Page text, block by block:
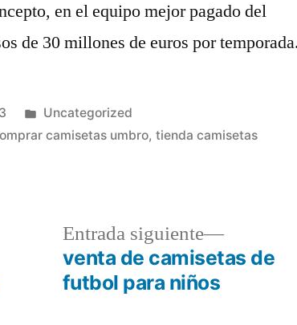
en el equipo mejor pagado del
de 30 millones de euros por temporada.
Publicado
en
Uncategorized
camisetas umbro,tienda camisetas
Entrada siguiente
Entrada
siguiente:
venta de camisetas de
futbol para niños